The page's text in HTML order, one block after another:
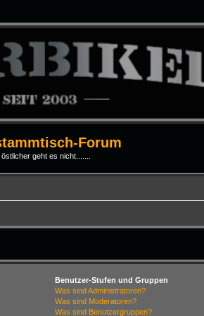
Forum
östlicher geht es nicht.......
Benutzer-Stufen und Gruppen
Was sind Administratoren?
Was sind Moderatoren?
Was sind Benutzergruppen?